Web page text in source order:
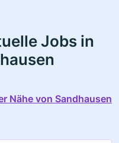
Jobs in
Nähe von Sandhausen